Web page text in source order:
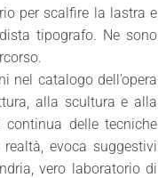
per scalfire la lastra e
tipografo. Ne sono
nel catalogo dell’opera
alla scultura e alla
delle tecniche
evoca suggestivi
vero laboratorio di